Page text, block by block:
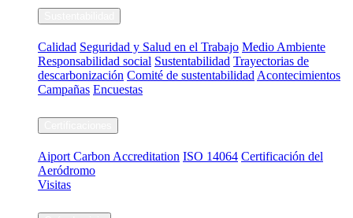
Calidad Seguridad y Salud en el Trabajo Medio Ambiente
Responsabilidad social Sustentabilidad Trayectorias de
descarbonización Comité de sustentabilidad Acontecimientos
Campañas Encuestas
Aiport Carbon Accreditation ISO 14064 Certificación del
Aeródromo
Visitas